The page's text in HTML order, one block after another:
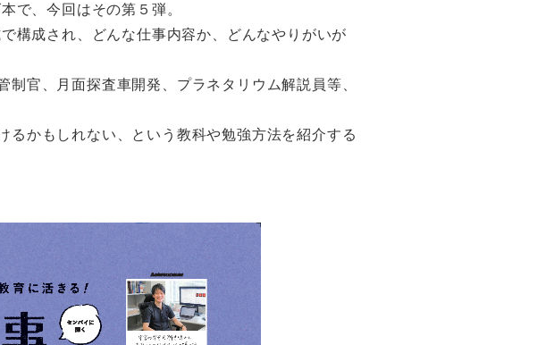
で、今回はその第５弾。
構成され、どんな仕事内容か、どんなやりがいが
官、月面探査車開発、プラネタリウム解説員等、
かもしれない、という教科や勉強方法を紹介する